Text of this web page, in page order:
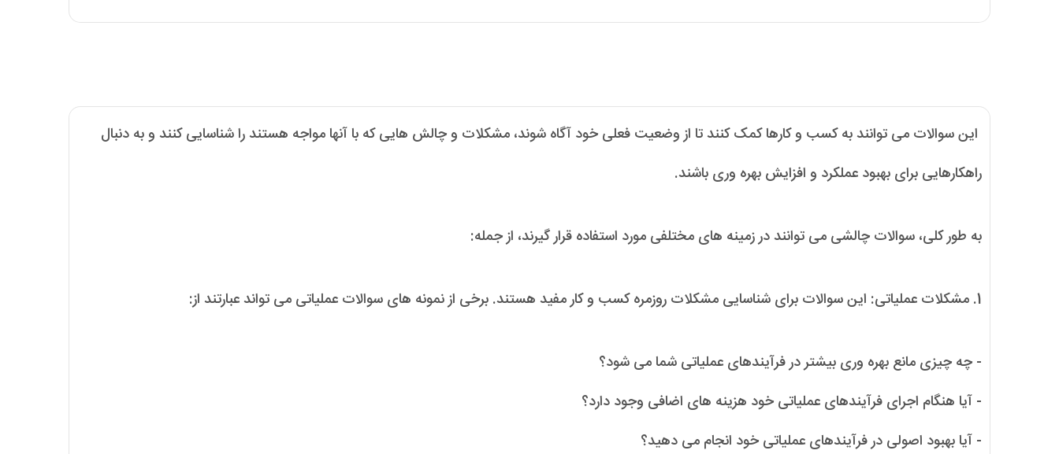
این سوالات می توانند به کسب و کارها کمک کنند تا از وضعیت فعلی خود آگاه شوند، مشکلات و چالش هایی که با آنها مواجه هستند را شناسایی کنند و به دنبال
راهکارهایی برای بهبود عملکرد و افزایش بهره وری باشند.
به طور کلی، سوالات چالشی می توانند در زمینه های مختلفی مورد استفاده قرار گیرند، از جمله:
1. مشکلات عملیاتی: این سوالات برای شناسایی مشکلات روزمره کسب و کار مفید هستند. برخی از نمونه های سوالات عملیاتی می تواند عبارتند از:
- چه چیزی مانع بهره وری بیشتر در فرآیندهای عملیاتی شما می شود؟
- آیا هنگام اجرای فرآیندهای عملیاتی خود هزینه های اضافی وجود دارد؟
- آیا بهبود اصولی در فرآیندهای عملیاتی خود انجام می دهید؟